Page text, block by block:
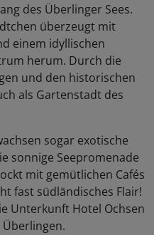
des Überlinger Sees.
überzeugt mit
einem idyllischen
herum. Durch die
und den historischen
als Gartenstadt des
sogar exotische
sonnige Seepromenade
mit gemütlichen Cafés
fast südländisches Flair!
Unterkunft Hotel Ochsen